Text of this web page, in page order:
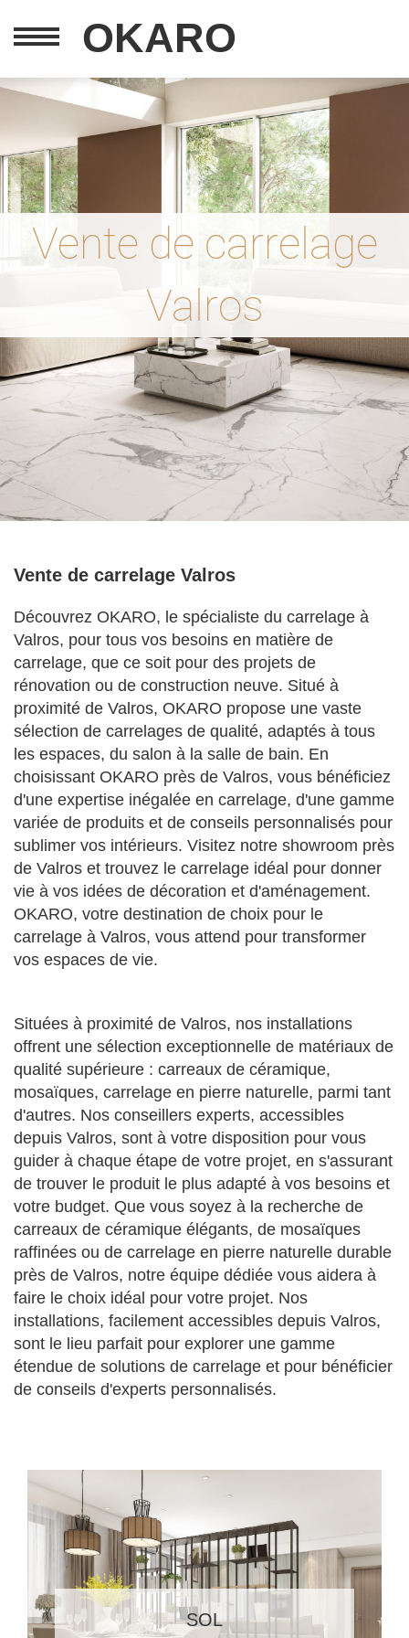
OKARO
Vente de carrelage
Valros
Vente de carrelage Valros
Découvrez OKARO, le spécialiste du carrelage à
Valros, pour tous vos besoins en matière de
carrelage, que ce soit pour des projets de
rénovation ou de construction neuve. Situé à
proximité de Valros, OKARO propose une vaste
sélection de carrelages de qualité, adaptés à tous
les espaces, du salon à la salle de bain. En
choisissant OKARO près de Valros, vous bénéficiez
d'une expertise inégalée en carrelage, d'une gamme
variée de produits et de conseils personnalisés pour
sublimer vos intérieurs. Visitez notre showroom près
de Valros et trouvez le carrelage idéal pour donner
vie à vos idées de décoration et d'aménagement.
OKARO, votre destination de choix pour le
carrelage à Valros, vous attend pour transformer
vos espaces de vie.
Situées à proximité de Valros, nos installations
offrent une sélection exceptionnelle de matériaux de
qualité supérieure : carreaux de céramique,
mosaïques, carrelage en pierre naturelle, parmi tant
d'autres. Nos conseillers experts, accessibles
depuis Valros, sont à votre disposition pour vous
guider à chaque étape de votre projet, en s'assurant
de trouver le produit le plus adapté à vos besoins et
votre budget. Que vous soyez à la recherche de
carreaux de céramique élégants, de mosaïques
raffinées ou de carrelage en pierre naturelle durable
près de Valros, notre équipe dédiée vous aidera à
faire le choix idéal pour votre projet. Nos
installations, facilement accessibles depuis Valros,
sont le lieu parfait pour explorer une gamme
étendue de solutions de carrelage et pour bénéficier
de conseils d'experts personnalisés.
SOL